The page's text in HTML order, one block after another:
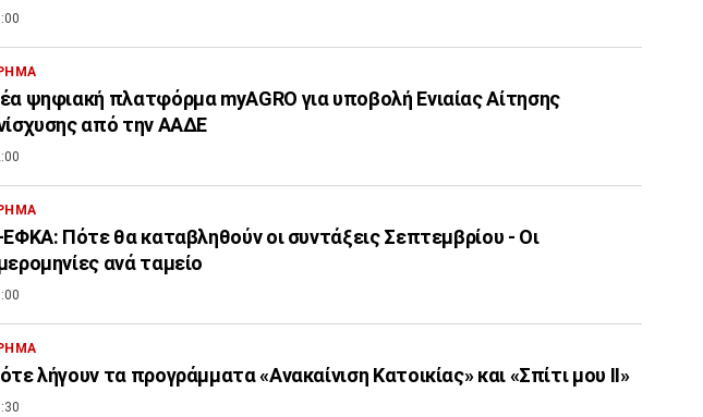
ψηφιακή πλατφόρμα myAGRO για υποβολή Ενιαίας Αίτησης
από την ΑΑΔΕ
ΕΦΚΑ: Πότε θα καταβληθούν οι συντάξεις Σεπτεμβρίου - Οι
ανά ταμείο
λήγουν τα προγράμματα «Ανακαίνιση Κατοικίας» και «Σπίτι μου ΙΙ»